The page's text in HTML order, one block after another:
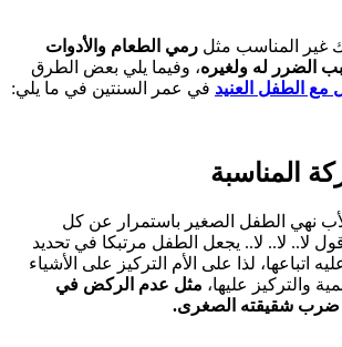
غير المناسب مثل رمي الطعام والأدوات
الضرر له ولغيره، وفيما يلي بعض الطرق
مع الطفل العنيد في عمر السنتين في ما يلي:
نهي الطفل الصغير باستمرار عن كل
قول لا.. لا.. لا.. يجعل الطفل مرتبكا في تحديد
اتباعها، لذا على الأم التركيز على الأشياء
والتركيز عليها، مثل عدم الركض في
ضرب شقيقته الصغرى.